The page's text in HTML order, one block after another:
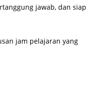
jawab, dan siap
jam pelajaran yang